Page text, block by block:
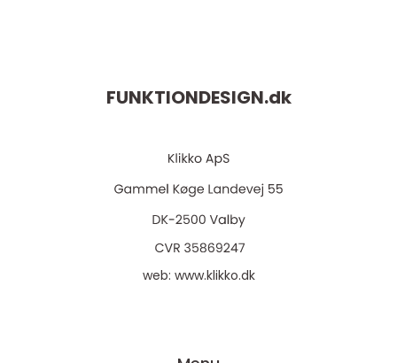
FUNKTIONDESIGN.dk
web: www.klikko.dk